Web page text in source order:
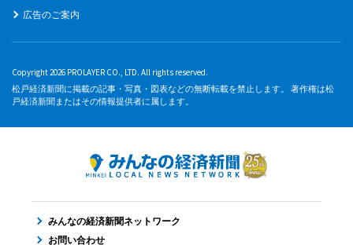
広告のご案内
Copyright 2026 PROLAYER CO., LTD. All rights reserved.
松戸経済新聞に掲載の記事・写真・図表などの無断転載を禁止します。 著作権は松
戸経済新聞またはその情報提供者に属します。
みんなの経済新聞ネットワーク
お問い合わせ